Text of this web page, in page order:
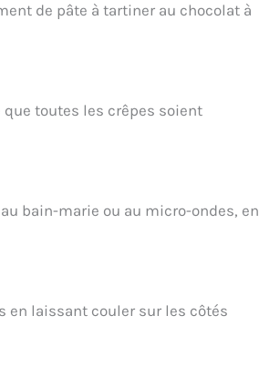
de pâte à tartiner au chocolat à
que toutes les crêpes soient
bain-marie ou au micro-ondes, en
en laissant couler sur les côtés